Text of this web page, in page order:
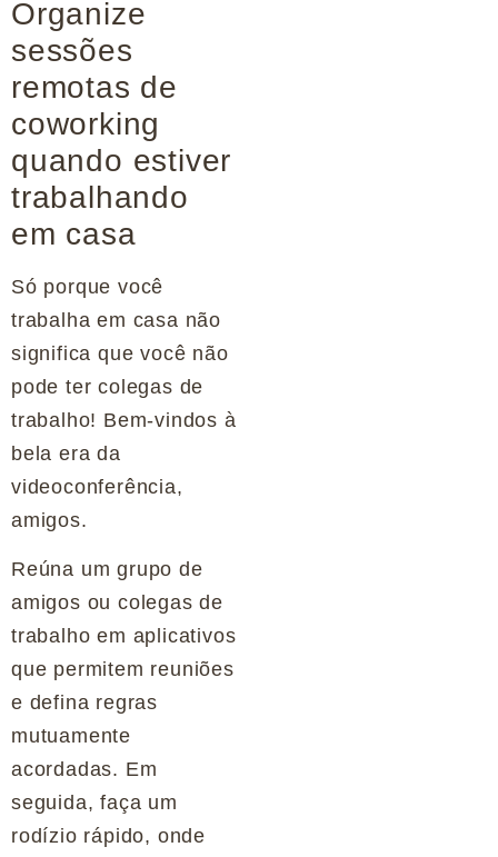
Organize
sessões
remotas de
coworking
quando estiver
trabalhando
em casa
Só porque você
trabalha em casa não
significa que você não
pode ter colegas de
trabalho! Bem-vindos à
bela era da
videoconferência,
amigos.
Reúna um grupo de
amigos ou colegas de
trabalho em aplicativos
que permitem reuniões
e defina regras
mutuamente
acordadas. Em
seguida, faça um
rodízio rápido, onde